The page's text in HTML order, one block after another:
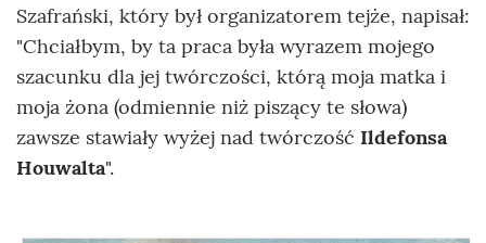
Szafrański, który był organizatorem tejże, napisał:
"Chciałbym, by ta praca była wyrazem mojego
szacunku dla jej twórczości, którą moja matka i
moja żona (odmiennie niż piszący te słowa)
zawsze stawiały wyżej nad twórczość Ildefonsa
Houwalta".